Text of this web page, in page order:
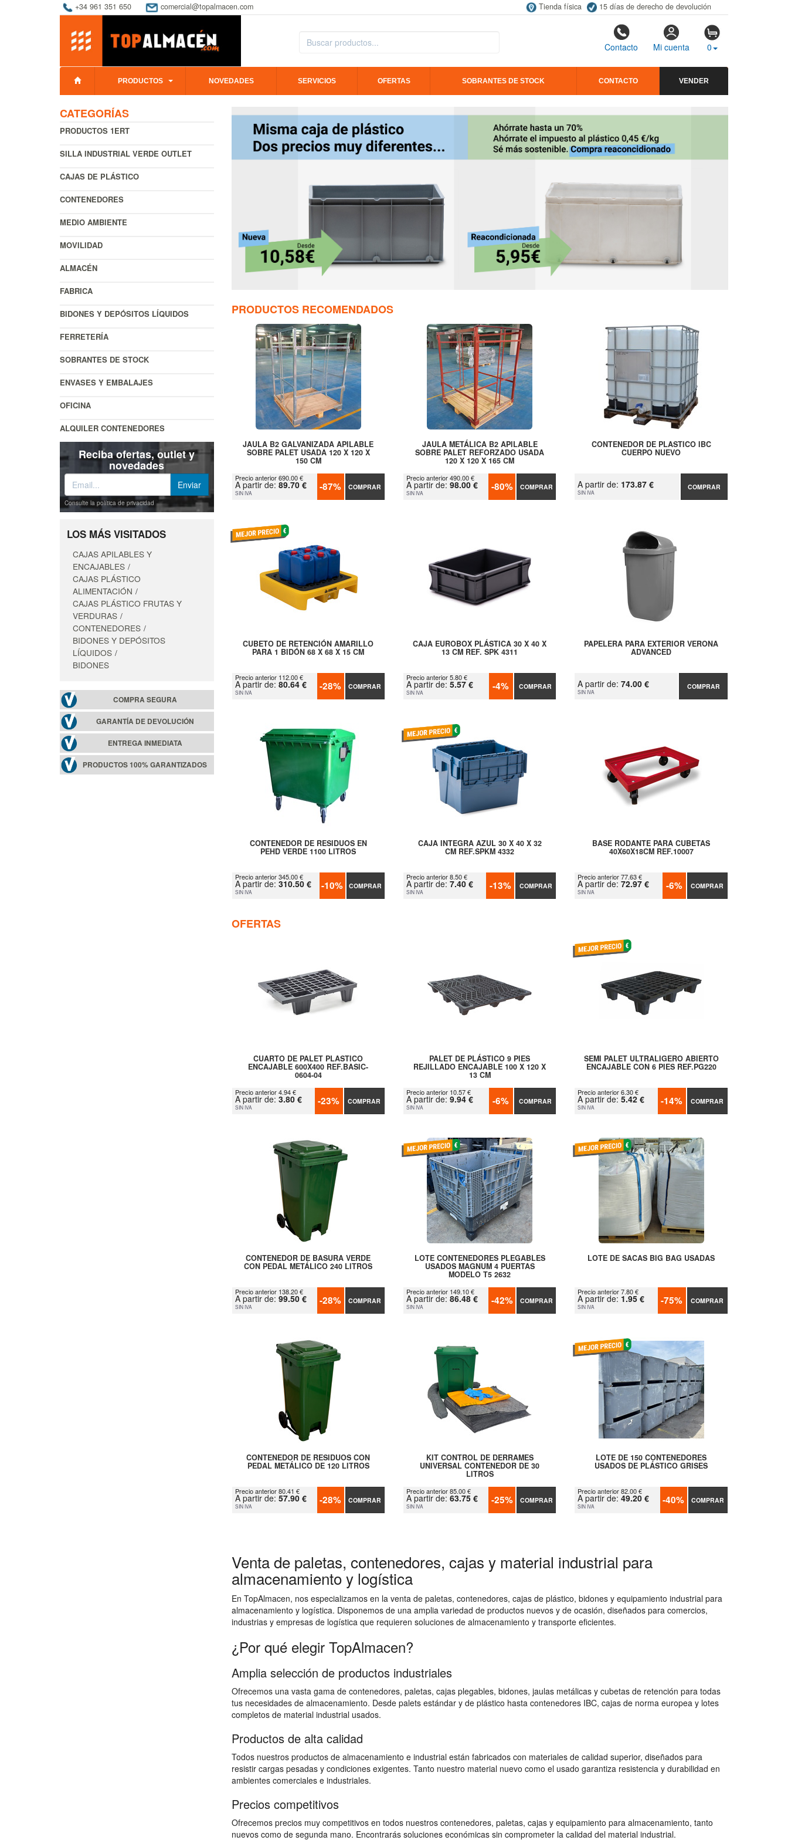
+34 961 351 650 comercial@topalmacen.com Tienda física 15 días de derecho de devolución
Contacto Mi cuenta 0
PRODUCTOS NOVEDADES SERVICIOS OFERTAS SOBRANTES DE STOCK CONTACTO VENDER
CATEGORÍAS
PRODUCTOS 1ERT
SILLA INDUSTRIAL VERDE OUTLET
CAJAS DE PLÁSTICO
CONTENEDORES
MEDIO AMBIENTE
MOVILIDAD
ALMACÉN
FABRICA
BIDONES Y DEPÓSITOS LÍQUIDOS
FERRETERÍA
SOBRANTES DE STOCK
ENVASES Y EMBALAJES
OFICINA
ALQUILER CONTENEDORES
Reciba ofertas, outlet y
novedades
Consulte la política de privacidad
LOS MÁS VISITADOS
CAJAS APILABLES Y
ENCAJABLES
CAJAS PLÁSTICO
ALIMENTACIÓN
CAJAS PLÁSTICO FRUTAS Y
VERDURAS
CONTENEDORES
BIDONES Y DEPÓSITOS
LÍQUIDOS
BIDONES
COMPRA SEGURA
GARANTÍA DE DEVOLUCIÓN
ENTREGA INMEDIATA
PRODUCTOS 100% GARANTIZADOS
PRODUCTOS RECOMENDADOS
JAULA B2 GALVANIZADA APILABLE
SOBRE PALET USADA 120 X 120 X
150 CM
Precio anterior 690.00 €
A partir de: 89.70 €
SIN IVA -87% COMPRAR
JAULA METÁLICA B2 APILABLE
SOBRE PALET REFORZADO USADA
120 X 120 X 165 CM
Precio anterior 490.00 €
A partir de: 98.00 €
SIN IVA -80% COMPRAR
CONTENEDOR DE PLASTICO IBC
CUERPO NUEVO
A partir de: 173.87 €
SIN IVA
COMPRAR
CUBETO DE RETENCIÓN AMARILLO
PARA 1 BIDÓN 68 X 68 X 15 CM
Precio anterior 112.00 €
A partir de: 80.64 €
SIN IVA -28% COMPRAR
CAJA EUROBOX PLÁSTICA 30 X 40 X
13 CM REF. SPK 4311
Precio anterior 5.80 €
A partir de: 5.57 €
SIN IVA -4% COMPRAR
PAPELERA PARA EXTERIOR VERONA
ADVANCED
A partir de:74.00 €
SIN IVA
COMPRAR
CONTENEDOR DE RESIDUOS EN
PEHD VERDE 1100 LITROS
Precio anterior 345.00 €
A partir de: 310.50 €
SIN IVA -10% COMPRAR
CAJA INTEGRA AZUL 30 X 40 X 32
CM REF.SPKM 4332
Precio anterior 8.50 €
A partir de: 7.40 €
SIN IVA -13% COMPRAR
BASE RODANTE PARA CUBETAS
40X60X18CM REF.10007
Precio anterior 77.63 €
A partir de:72.97 €
SIN IVA -6% COMPRAR
OFERTAS
CUARTO DE PALET PLASTICO
ENCAJABLE 600X400 REF.BASIC-
0604-04
Precio anterior 4.94 €
A partir de: 3.80 €
SIN IVA -23% COMPRAR
PALET DE PLÁSTICO 9 PIES
REJILLADO ENCAJABLE 100 X 120 X
13 CM
Precio anterior 10.57 €
A partir de: 9.94 €
SIN IVA -6% COMPRAR
SEMI PALET ULTRALIGERO ABIERTO
ENCAJABLE CON 6 PIES REF.PG220
Precio anterior 6.30 €
A partir de:5.42 €
SIN IVA -14% COMPRAR
CONTENEDOR DE BASURA VERDE
CON PEDAL METÁLICO 240 LITROS
Precio anterior 138.20 €
A partir de: 99.50 €
SIN IVA -28% COMPRAR
LOTE CONTENEDORES PLEGABLES
USADOS MAGNUM 4 PUERTAS
MODELO T5 2632
Precio anterior 149.10 €
A partir de: 86.48 €
SIN IVA -42% COMPRAR
LOTE DE SACAS BIG BAG USADAS
Precio anterior 7.80 €
A partir de: 1.95 €
SIN IVA -75% COMPRAR
CONTENEDOR DE RESIDUOS CON
PEDAL METÁLICO DE 120 LITROS
Precio anterior 80.41 €
A partir de: 57.90 €
SIN IVA -28% COMPRAR
KIT CONTROL DE DERRAMES
UNIVERSAL CONTENEDOR DE 30
LITROS
Precio anterior 85.00 €
A partir de: 63.75 €
SIN IVA -25% COMPRAR
LOTE DE 150 CONTENEDORES
USADOS DE PLÁSTICO GRISES
Precio anterior 82.00 €
A partir de:49.20 €
SIN IVA -40% COMPRAR
Venta de paletas, contenedores, cajas y material industrial para
almacenamiento y logística
En TopAlmacen, nos especializamos en la venta de paletas, contenedores, cajas de plástico, bidones y equipamiento industrial para
almacenamiento y logística. Disponemos de una amplia variedad de productos nuevos y de ocasión, diseñados para comercios,
industrias y empresas de logística que requieren soluciones de almacenamiento y transporte eficientes.
¿Por qué elegir TopAlmacen?
Amplia selección de productos industriales
Ofrecemos una vasta gama de contenedores, paletas, cajas plegables, bidones, jaulas metálicas y cubetas de retención para todas
tus necesidades de almacenamiento. Desde palets estándar y de plástico hasta contenedores IBC, cajas de norma europea y lotes
completos de material industrial usados.
Productos de alta calidad
Todos nuestros productos de almacenamiento e industrial están fabricados con materiales de calidad superior, diseñados para
resistir cargas pesadas y condiciones exigentes. Tanto nuestro material nuevo como el usado garantiza resistencia y durabilidad en
ambientes comerciales e industriales.
Precios competitivos
Ofrecemos precios muy competitivos en todos nuestros contenedores, paletas, cajas y equipamiento para almacenamiento, tanto
nuevos como de segunda mano. Encontrarás soluciones económicas sin comprometer la calidad del material industrial.